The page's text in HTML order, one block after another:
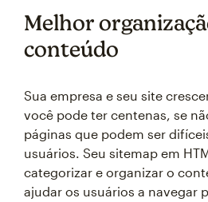
Melhor
conteúdo
Sua empresa e seu site
você pode ter centenas, se
páginas que podem ser
usuários. Seu sitemap em
categorizar e organizar o
ajudar os usuários a navegar